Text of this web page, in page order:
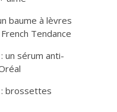
baume à lèvres
Tendance
un sérum anti-
brossettes